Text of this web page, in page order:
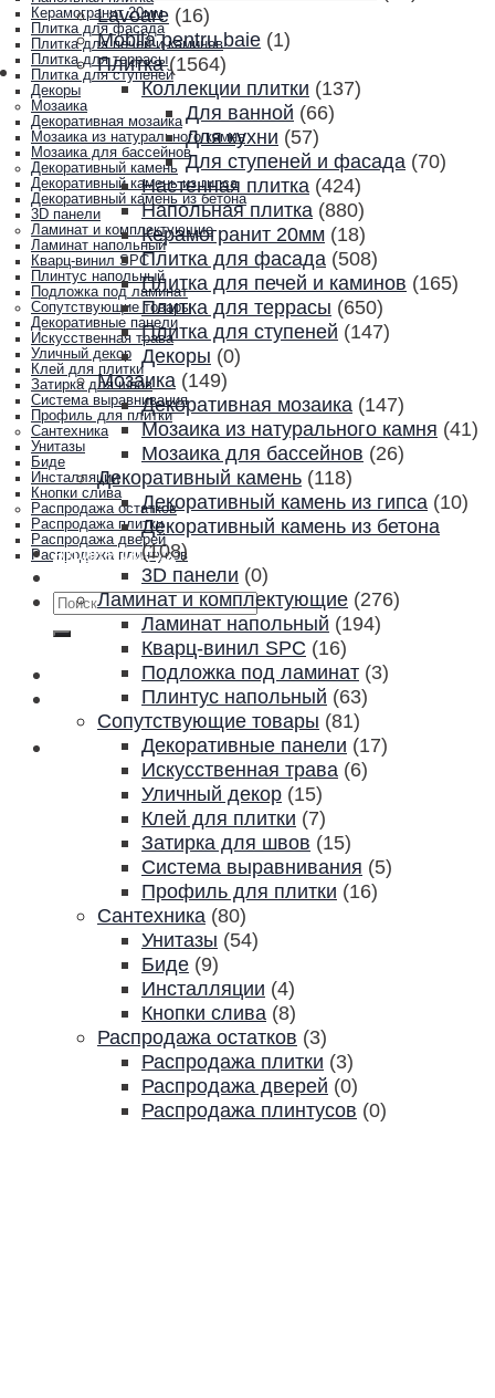
Керамогранит 20мм
Плитка для фасада
Плитка для печей и каминов
Плитка для террасы
Плитка для ступеней
Декоры
Мозаика
Декоративная мозаика
Мозаика из натурального камня
Мозаика для бассейнов
Декоративный камень
Декоративный камень из гипса
Декоративный камень из бетона
3D панели
Ламинат и комплектующие
Ламинат напольный
Кварц-винил SPC
Плинтус напольный
Подложка под ламинат
Сопутствующие товары
Декоративные панели
Искусственная трава
Уличный декор
Клей для плитки
Затирка для швов
Система выравнивания
Профиль для плитки
Сантехника
Унитазы
Биде
Инсталляции
Кнопки слива
Распродажа остатков
Распродажа плитки
Распродажа дверей
Распродажа плинтусов
Акции и скидки
Контакты
Искать:
Lavoare (16)
Mobila pentru baie (1)
Плитка (1564)
Коллекции плитки (137)
Для ванной (66)
Для кухни (57)
Для ступеней и фасада (70)
Настенная плитка (424)
Напольная плитка (880)
Керамогранит 20мм (18)
Плитка для фасада (508)
Плитка для печей и каминов (165)
Плитка для террасы (650)
Плитка для ступеней (147)
Декоры (0)
Мозаика (149)
Декоративная мозаика (147)
Мозаика из натурального камня (41)
Мозаика для бассейнов (26)
Декоративный камень (118)
Декоративный камень из гипса (10)
Декоративный камень из бетона
(108)
3D панели (0)
Ламинат и комплектующие (276)
Ламинат напольный (194)
Кварц-винил SPC (16)
Подложка под ламинат (3)
Плинтус напольный (63)
Сопутствующие товары (81)
Декоративные панели (17)
Искусственная трава (6)
Уличный декор (15)
Клей для плитки (7)
Затирка для швов (15)
Система выравнивания (5)
Профиль для плитки (16)
Сантехника (80)
Унитазы (54)
Биде (9)
Инсталляции (4)
Кнопки слива (8)
Распродажа остатков (3)
Распродажа плитки (3)
Распродажа дверей (0)
Распродажа плинтусов (0)